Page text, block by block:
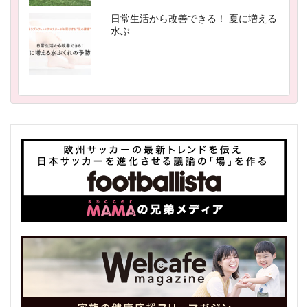
日常生活から改善できる！ 夏に増える
水ぶ…